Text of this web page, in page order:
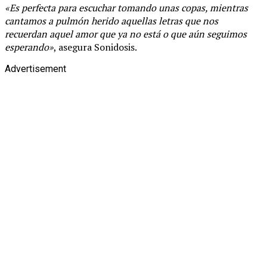
«Es perfecta para escuchar tomando unas copas, mientras
cantamos a pulmón herido aquellas letras que nos
recuerdan aquel amor que ya no está o que aún seguimos
esperando», asegura Sonidosis.
Advertisement